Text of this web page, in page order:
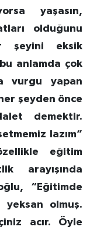
yaşasın,
olduğunu
şeyini eksik
anlamda çok
vurgu yapan
şeyden önce
demektir.
lazım”
eğitim
arayışında
“Eğitimde
olmuş.
acır. Öyle